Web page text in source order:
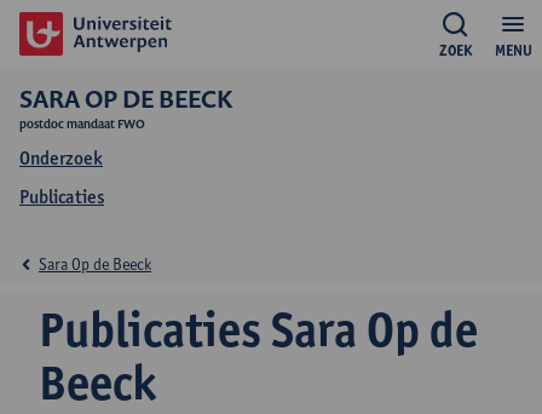
MENU
ZOEK
SARA OP DE BEECK
postdoc mandaat FWO
Onderzoek
Publicaties
Publicaties Sara Op de
Beeck
Sara Op de Beeck